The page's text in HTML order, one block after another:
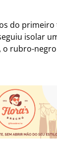
do primeiro
isolar
o rubro-